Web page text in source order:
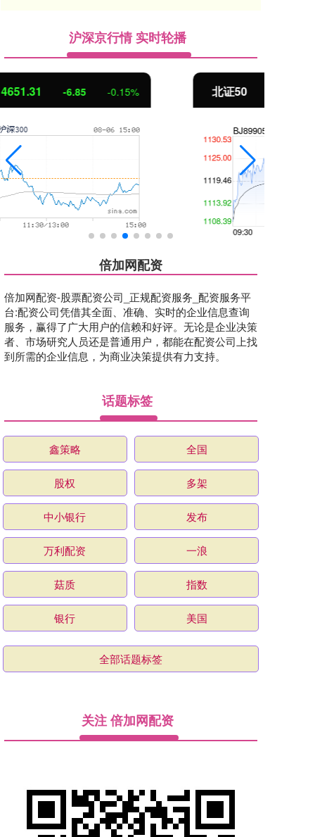
沪深京行情 实时轮播
北证50 1122.88 0.30%
倍加网配资
倍加网配资-股票配资公司_正规配资服务_配资服务平
台:配资公司凭借其全面、准确、实时的企业信息查询
服务，赢得了广大用户的信赖和好评。无论是企业决策
者、市场研究人员还是普通用户，都能在配资公司上找
到所需的企业信息，为商业决策提供有力支持。
话题标签
鑫策略 全国
股权 多架
中小银行 发布
万利配资 一浪
菇质 指数
银行 美国
全部话题标签
关注 倍加网配资